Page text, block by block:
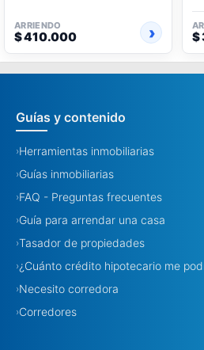
ARRIENDO
$ 410.000 $
Guías y contenido
›Herramientas inmobiliarias
›Guías inmobiliarias
›FAQ - Preguntas frecuentes
›Guía para arrendar una casa
›Tasador de propiedades
›¿Cuánto crédito hipotecario me
›Necesito corredora
›Corredores